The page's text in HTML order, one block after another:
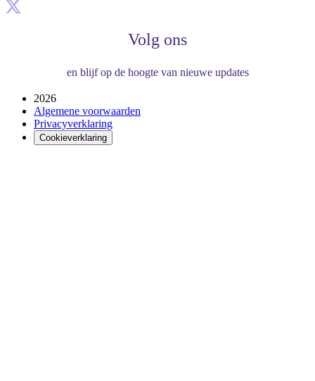
Volg ons
en blijf op de hoogte van nieuwe updates
2026
Algemene voorwaarden
Privacyverklaring
Cookieverklaring